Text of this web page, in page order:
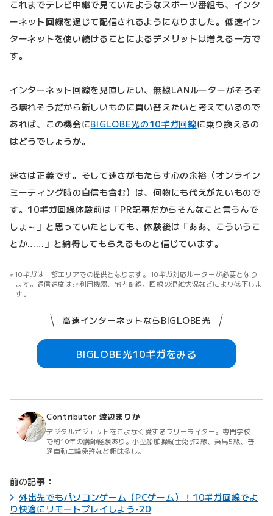
これまでテレビ中継で見ていたようなスポーツ番組も、インタ
ーネット回線を通じて配信されるようになりました。低速イン
ターネットを使い続けることによるデメリットは増える一方で
す。
インターネット回線を見直したい、無線LANルーターがそろそ
ろ壊れそうだから新しいものに買い替えたいと考えているので
あれば、この機会にBIGLOBE光の10ギガ回線に乗り換えるの
はどうでしょうか。
速さは正義です。そして速さがもたらす心の余裕（オンライン
ミーティング時の自信も含む）は、何物にも代えがたいもので
す。10ギガ回線体験前は「PR記事だからそんなこと言うんで
しょ～」と思っていたとしても、体験後は「ああ、こういうこ
とか……」と納得してもらえるものと信じています。
10ギガは一部エリアでの提供となります。10ギガ対応ルーターが必要となり
ます。通信速度はご利用機器、宅内配線、回線の混雑状況などにより低下しま
す。
高速インターネットならBIGLOBE光
BIGLOBE光10ギガをみる
Contributor 渡辺まりか
デジタルガジェットをこよなく愛するフリーライター。専門学校
で約10年の講師経験あり。小型船舶操縦士免許2級、乗馬5級、普
通自動二輪免許など趣味多し。
前の記事：
外出先でもパソコンゲーム（PCゲーム）！10ギガ回線でよ
り快適にリモートプレイしよう-20